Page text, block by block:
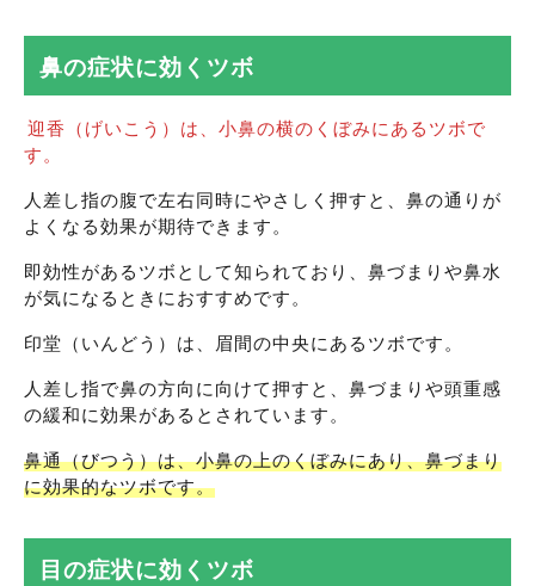
鼻の症状に効くツボ
迎香（げいこう）は、小鼻の横のくぼみにあるツボで
す。
人差し指の腹で左右同時にやさしく押すと、鼻の通りが
よくなる効果が期待できます。
即効性があるツボとして知られており、鼻づまりや鼻水
が気になるときにおすすめです。
印堂（いんどう）は、眉間の中央にあるツボです。
人差し指で鼻の方向に向けて押すと、鼻づまりや頭重感
の緩和に効果があるとされています。
鼻通（びつう）は、小鼻の上のくぼみにあり、鼻づまり
に効果的なツボです。
目の症状に効くツボ